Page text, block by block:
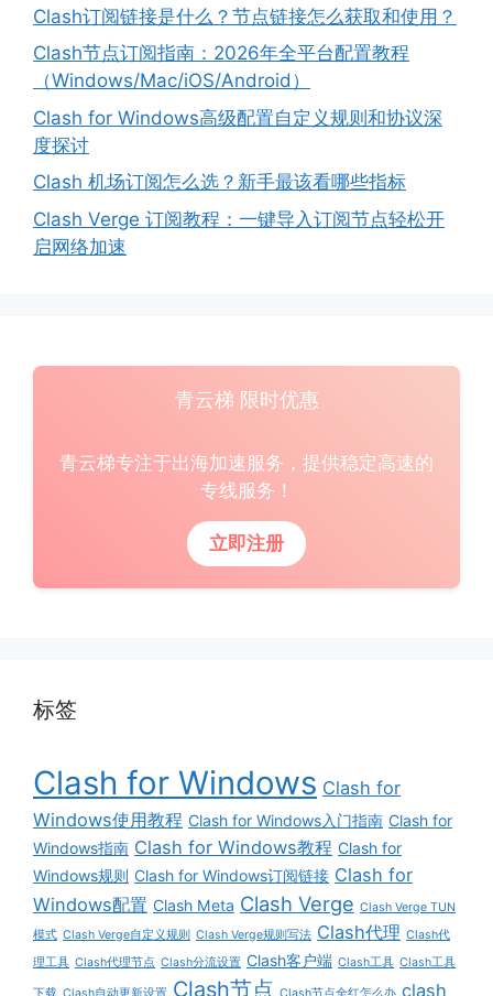
Clash订阅链接是什么？节点链接怎么获取和使用？
Clash节点订阅指南：2026年全平台配置教程
（Windows/Mac/iOS/Android）
Clash for Windows高级配置自定义规则和协议深
度探讨
Clash 机场订阅怎么选？新手最该看哪些指标
Clash Verge 订阅教程：一键导入订阅节点轻松开
启网络加速
青云梯 限时优惠
青云梯专注于出海加速服务，提供稳定高速的
专线服务！
立即注册
标签
Clash for Windows Clash for
Windows使用教程 Clash for Windows入门指南 Clash for
Windows指南 Clash for Windows教程 Clash for
Windows规则 Clash for Windows订阅链接 Clash for
Windows配置 Clash Meta Clash Verge Clash Verge TUN
模式 Clash Verge自定义规则 Clash Verge规则写法 Clash代理 Clash代
理工具 Clash代理节点 Clash分流设置 Clash客户端 Clash工具 Clash工具
下载 Clash自动更新设置 Clash节点 Clash节点全红怎么办 clash